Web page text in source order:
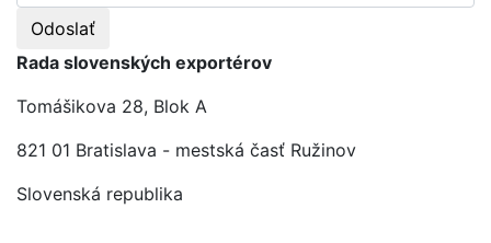
Odoslať
Rada slovenských exportérov
Tomášikova 28, Blok A
821 01 Bratislava - mestská časť Ružinov
Slovenská republika